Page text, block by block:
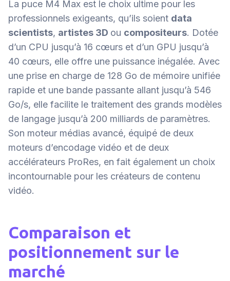
La puce M4 Max est le choix ultime pour les
professionnels exigeants, qu’ils soient data
scientists, artistes 3D ou compositeurs. Dotée
d’un CPU jusqu’à 16 cœurs et d’un GPU jusqu’à
40 cœurs, elle offre une puissance inégalée. Avec
une prise en charge de 128 Go de mémoire unifiée
rapide et une bande passante allant jusqu’à 546
Go/s, elle facilite le traitement des grands modèles
de langage jusqu’à 200 milliards de paramètres.
Son moteur médias avancé, équipé de deux
moteurs d’encodage vidéo et de deux
accélérateurs ProRes, en fait également un choix
incontournable pour les créateurs de contenu
vidéo.
Comparaison et
positionnement sur le
marché